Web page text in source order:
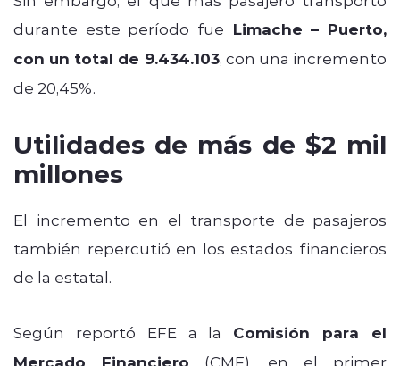
durante este período fue Limache – Puerto,
con un total de 9.434.103, con una incremento
de 20,45%.
Utilidades de más de $2 mil
millones
El incremento en el transporte de pasajeros
también repercutió en los estados financieros
de la estatal.
Según reportó EFE a la Comisión para el
Mercado Financiero (CMF), en el primer